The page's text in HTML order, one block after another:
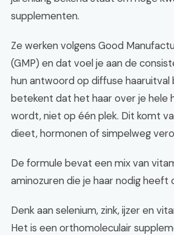
supplementen.
Ze werken volgens Good
(GMP) en dat voel je aan de
hun antwoord op diffuse haaruitval
betekent dat het haar over je hele
wordt, niet op één plek. Dit komt
dieet, hormonen of simpelweg
De formule bevat een mix van
aminozuren die je haar nodig heeft
Denk aan selenium, zink, ijzer en
Het is een orthomoleculair